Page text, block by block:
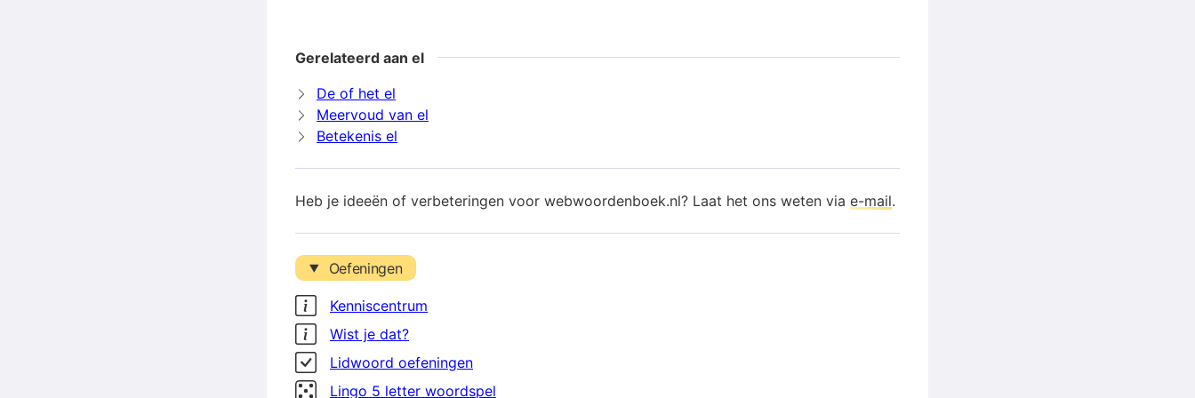
Gerelateerd aan el
De of het el
Meervoud van el
Betekenis el
Heb je ideeën of verbeteringen voor webwoordenboek.nl? Laat het ons weten via e-mail.
Oefeningen
Kenniscentrum
Wist je dat?
Lidwoord oefeningen
Lingo 5 letter woordspel